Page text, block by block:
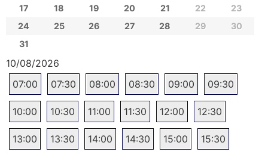
17
18 19 20 21 22
23
24
25 26 27 28 29
30
31
10/08/2026
07:00
07:30 08:00 08:30 09:00 09:30
10:00 10:30 11:00 11:30 12:00 12:30
13:00 13:30 14:00 14:30 15:00 15:30